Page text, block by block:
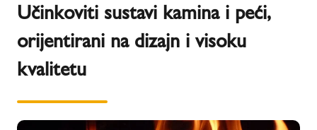
Učinkoviti sustavi kamina i peći,
orijentirani na dizajn i visoku
kvalitetu